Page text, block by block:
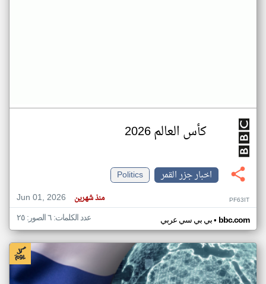
كأس العالم 2026
اخبار جزر القمر
Politics
Jun 01, 2026
منذ شهرين PF63IT
بي بي سي عربي• bbc.com عدد الكلمات: ٦ الصور: ٢٥